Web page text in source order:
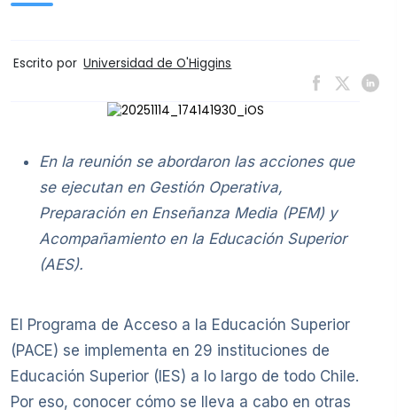
Escrito por Universidad de O'Higgins
En la reunión se abordaron las acciones que
se ejecutan en Gestión Operativa,
Preparación en Enseñanza Media (PEM) y
Acompañamiento en la Educación Superior
(AES).
El Programa de Acceso a la Educación Superior
(PACE) se implementa en 29 instituciones de
Educación Superior (IES) a lo largo de todo Chile.
Por eso, conocer cómo se lleva a cabo en otras